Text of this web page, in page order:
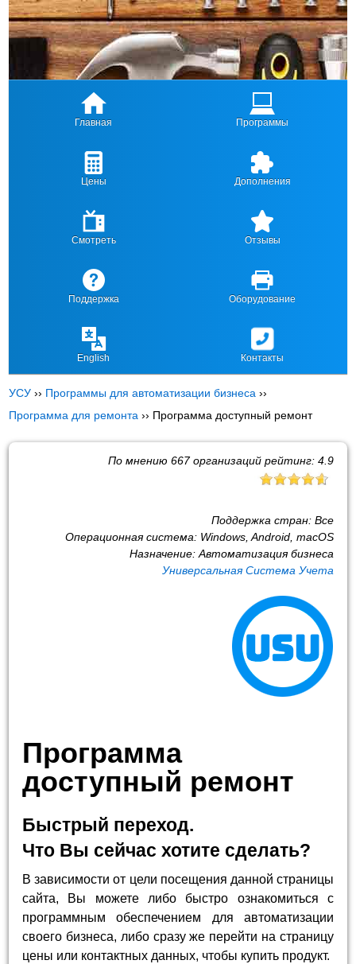
Главная Программы
Цены Дополнения
Смотреть Отзывы
Поддержка Оборудование
English Контакты
УСУ ›› Программы для автоматизации бизнеса ››
Программа для ремонта ›› Программа доступный ремонт
По мнению 667организаций рейтинг: 4.9
Поддержка стран: Все
Операционная система: Windows, Android, macOS
Назначение: Автоматизация бизнеса
Универсальная Система Учета
Программа
доступный ремонт
Быстрый переход.
Что Вы сейчас хотите сделать?
В зависимости от цели посещения данной страницы
сайта, Вы можете либо быстро ознакомиться с
программным обеспечением для автоматизации
своего бизнеса, либо сразу же перейти на страницу
цены или контактных данных, чтобы купить продукт.